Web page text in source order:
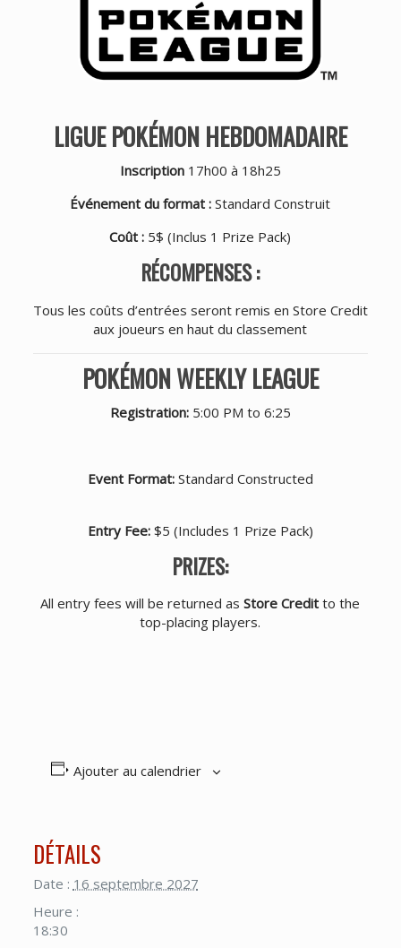
LIGUE POKÉMON HEBDOMADAIRE
Inscription 17h00 à 18h25
Événement du format :Standard Construit
Coût : 5$ (Inclus 1 Prize Pack)
RÉCOMPENSES :
Tous les coûts d’entrées seront remis en Store Credit
aux joueurs en haut du classement
POKÉMON WEEKLY LEAGUE
Registration:5:00 PM to 6:25
Event Format:Standard Constructed
Entry Fee:$5 (Includes 1 Prize Pack)
PRIZES:
All entry fees will be returned asStore Credit to the
top-placing players.
Ajouter au calendrier
DÉTAILS
Date : 16 septembre 2027
Heure :
18:30